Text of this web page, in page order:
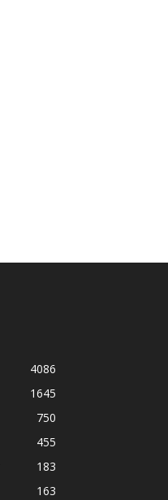
4086
1645
750
455
183
163